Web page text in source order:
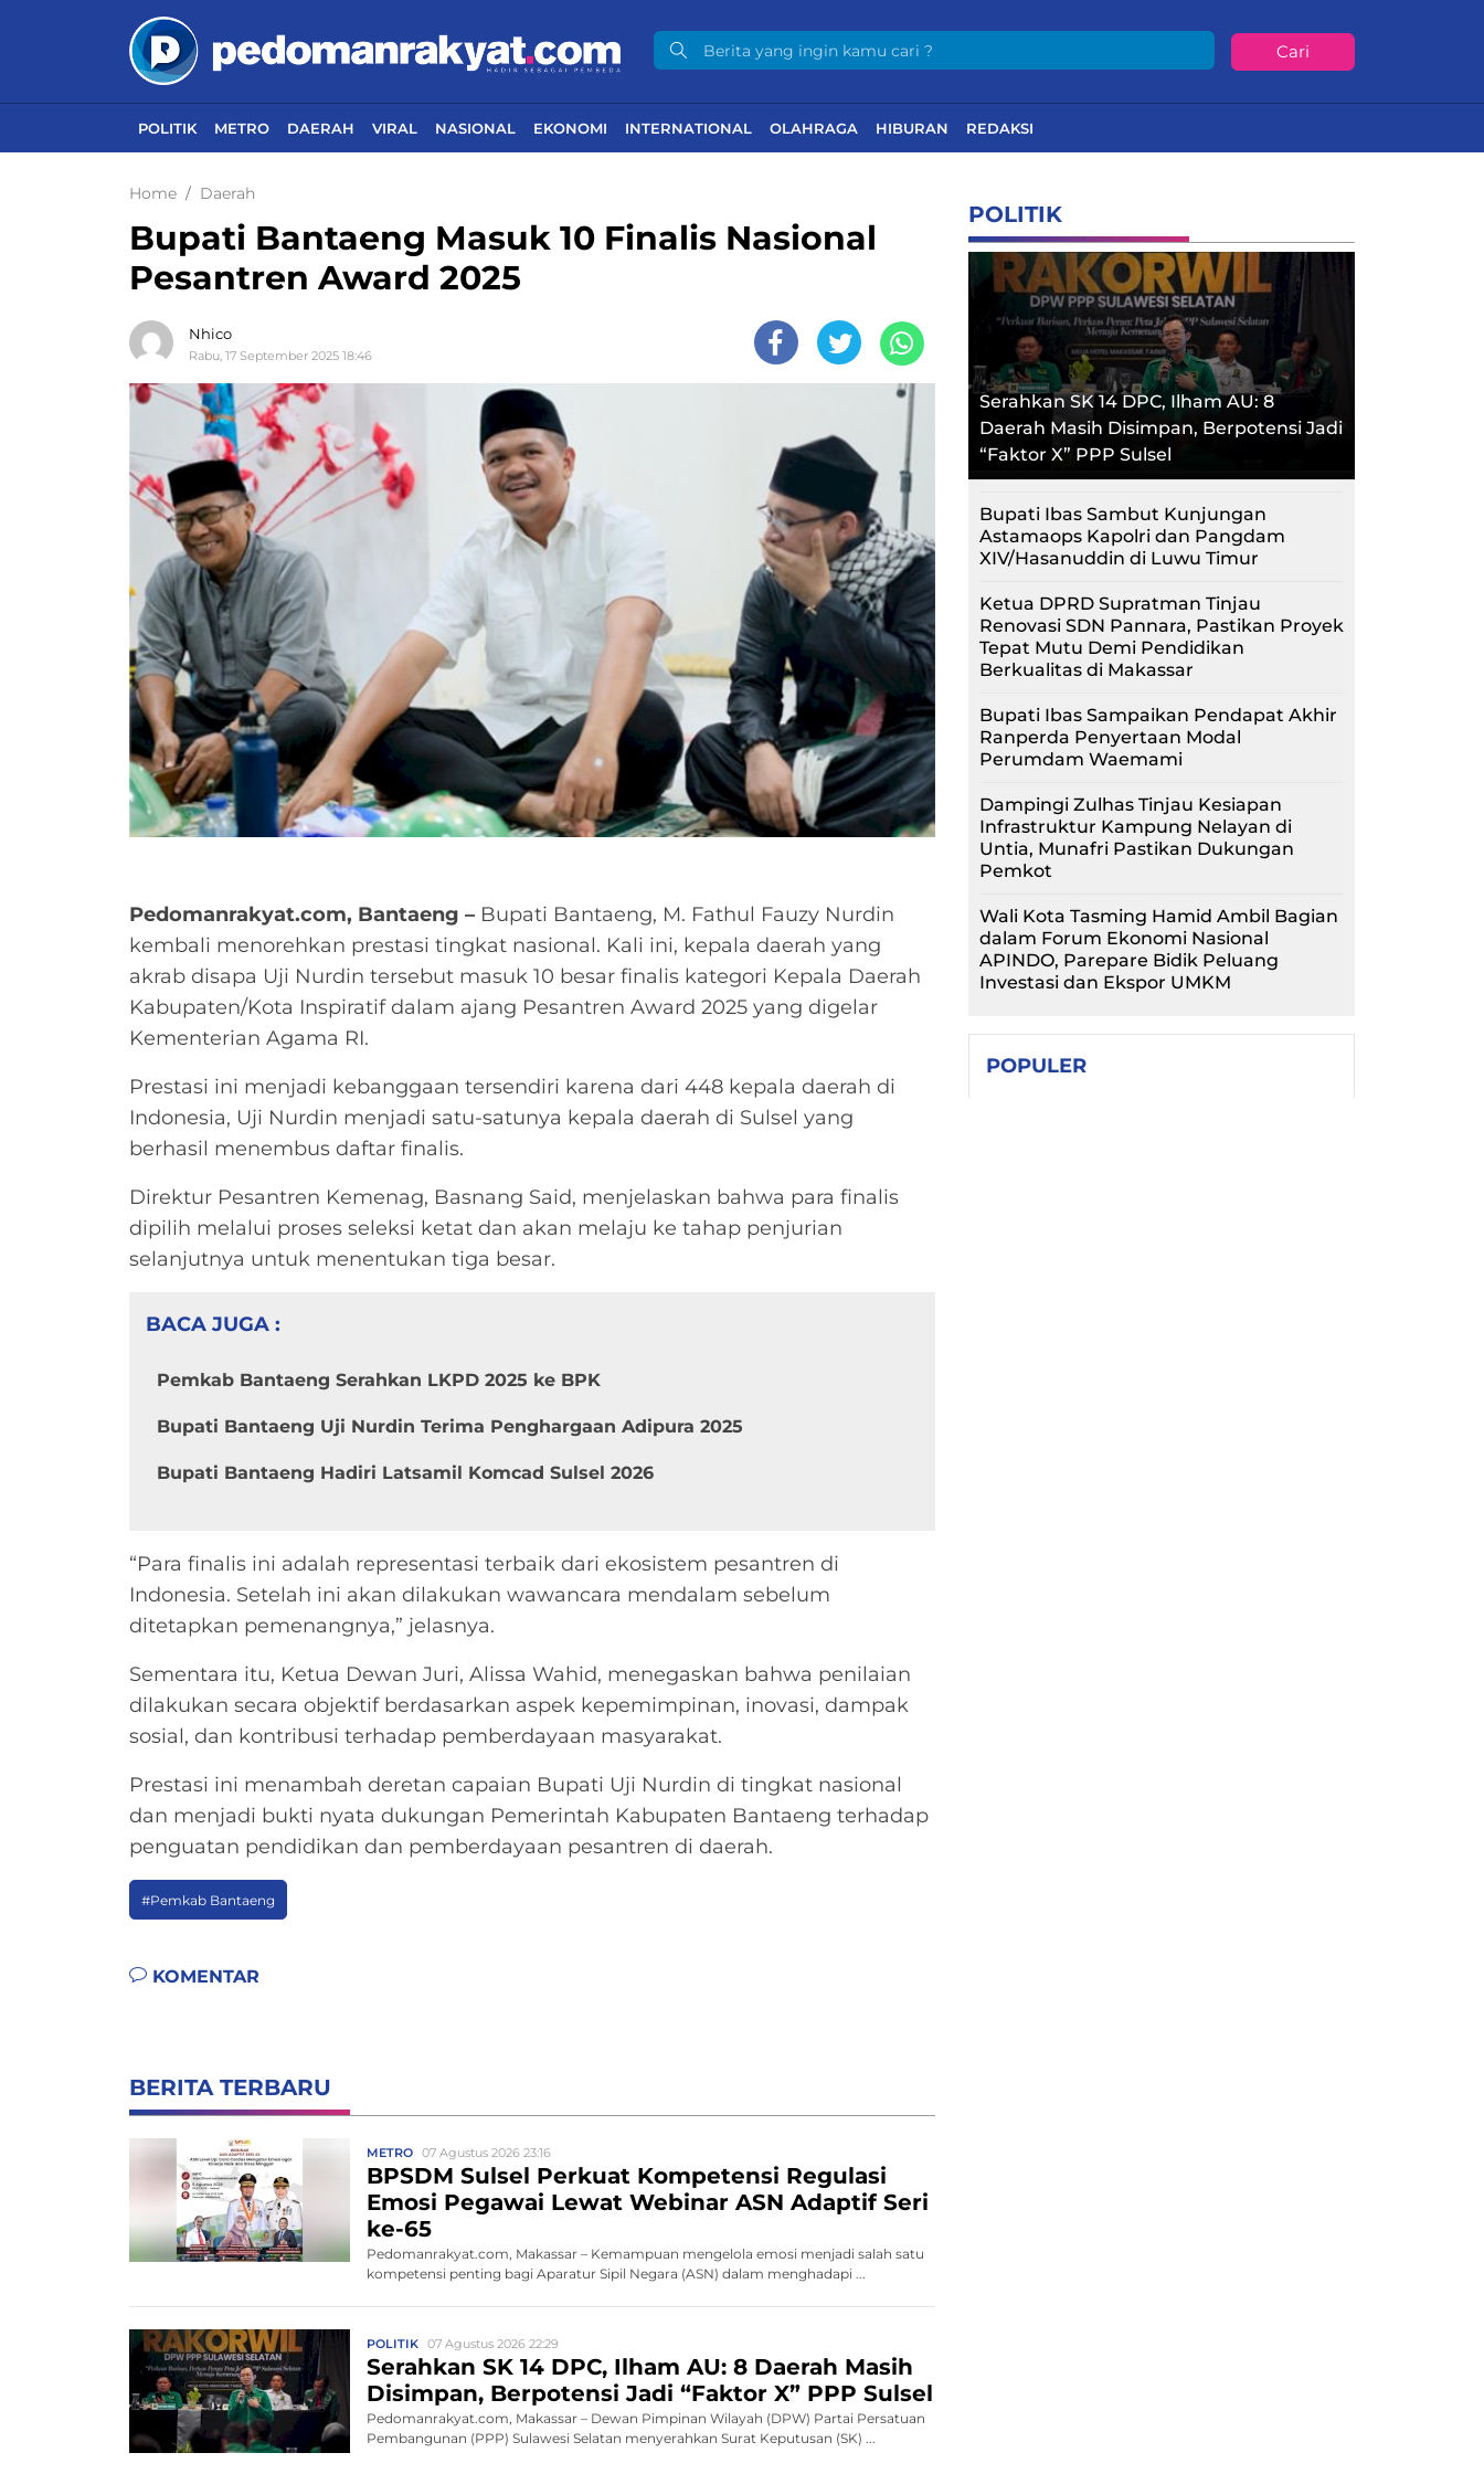
Cari
POLITIK METRO DAERAH VIRAL NASIONAL EKONOMI INTERNATIONAL OLAHRAGA HIBURAN REDAKSI
Home Daerah
Bupati Bantaeng Masuk 10 Finalis Nasional
Pesantren Award 2025
Nhico
Rabu, 17 September 2025 18:46
Pedomanrakyat.com, Bantaeng – Bupati Bantaeng, M. Fathul Fauzy Nurdin
kembali menorehkan prestasi tingkat nasional. Kali ini, kepala daerah yang
akrab disapa Uji Nurdin tersebut masuk 10 besar finalis kategori Kepala Daerah
Kabupaten/Kota Inspiratif dalam ajang Pesantren Award 2025 yang digelar
Kementerian Agama RI.
Prestasi ini menjadi kebanggaan tersendiri karena dari 448 kepala daerah di
Indonesia, Uji Nurdin menjadi satu-satunya kepala daerah di Sulsel yang
berhasil menembus daftar finalis.
Direktur Pesantren Kemenag, Basnang Said, menjelaskan bahwa para finalis
dipilih melalui proses seleksi ketat dan akan melaju ke tahap penjurian
selanjutnya untuk menentukan tiga besar.
BACA JUGA :
Pemkab Bantaeng Serahkan LKPD 2025 ke BPK
Bupati Bantaeng Uji Nurdin Terima Penghargaan Adipura 2025
Bupati Bantaeng Hadiri Latsamil Komcad Sulsel 2026
“Para finalis ini adalah representasi terbaik dari ekosistem pesantren di
Indonesia. Setelah ini akan dilakukan wawancara mendalam sebelum
ditetapkan pemenangnya,” jelasnya.
Sementara itu, Ketua Dewan Juri, Alissa Wahid, menegaskan bahwa penilaian
dilakukan secara objektif berdasarkan aspek kepemimpinan, inovasi, dampak
sosial, dan kontribusi terhadap pemberdayaan masyarakat.
Prestasi ini menambah deretan capaian Bupati Uji Nurdin di tingkat nasional
dan menjadi bukti nyata dukungan Pemerintah Kabupaten Bantaeng terhadap
penguatan pendidikan dan pemberdayaan pesantren di daerah.
#Pemkab Bantaeng
KOMENTAR
BERITA TERBARU
METRO 07 Agustus 2026 23:16
BPSDM Sulsel Perkuat Kompetensi Regulasi
Emosi Pegawai Lewat Webinar ASN Adaptif Seri
ke-65
Pedomanrakyat.com, Makassar – Kemampuan mengelola emosi menjadi salah satu
kompetensi penting bagi Aparatur Sipil Negara (ASN) dalam menghadapi ...
POLITIK 07 Agustus 2026 22:29
Serahkan SK 14 DPC, Ilham AU: 8 Daerah Masih
Disimpan, Berpotensi Jadi “Faktor X” PPP Sulsel
Pedomanrakyat.com, Makassar – Dewan Pimpinan Wilayah (DPW) Partai Persatuan
Pembangunan (PPP) Sulawesi Selatan menyerahkan Surat Keputusan (SK) ...
POLITIK
Serahkan SK 14 DPC, Ilham AU: 8
Daerah Masih Disimpan, Berpotensi Jadi
“Faktor X” PPP Sulsel
Bupati Ibas Sambut Kunjungan
Astamaops Kapolri dan Pangdam
XIV/Hasanuddin di Luwu Timur
Ketua DPRD Supratman Tinjau
Renovasi SDN Pannara, Pastikan Proyek
Tepat Mutu Demi Pendidikan
Berkualitas di Makassar
Bupati Ibas Sampaikan Pendapat Akhir
Ranperda Penyertaan Modal
Perumdam Waemami
Dampingi Zulhas Tinjau Kesiapan
Infrastruktur Kampung Nelayan di
Untia, Munafri Pastikan Dukungan
Pemkot
Wali Kota Tasming Hamid Ambil Bagian
dalam Forum Ekonomi Nasional
APINDO, Parepare Bidik Peluang
Investasi dan Ekspor UMKM
POPULER